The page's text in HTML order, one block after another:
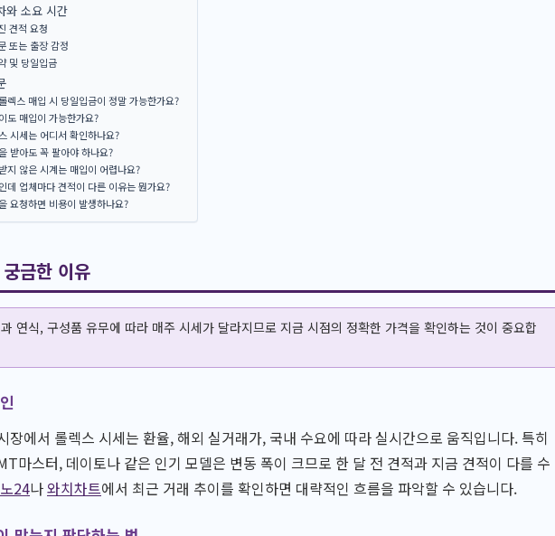
와 소요 시간
견적 요청
또는 출장 감정
및 당일입금
렉스 매입 시 당일입금이 정말 가능한가요?
도 매입이 가능한가요?
시세는 어디서 확인하나요?
받아도 꼭 팔아야 하나요?
지 않은 시계는 매입이 어렵나요?
데 업체마다 견적이 다른 이유는 뭔가요?
요청하면 비용이 발생하나요?
금한 이유
연식, 구성품 유무에 따라 매주 시세가 달라지므로 지금 시점의 정확한 가격을 확인하는 것이 중요합
장에서 롤렉스 시세는 환율, 해외 실거래가, 국내 수요에 따라 실시간으로 움직입니다. 특히
마스터, 데이토나 같은 인기 모델은 변동 폭이 크므로 한 달 전 견적과 지금 견적이 다를 수
24나와치차트에서 최근 거래 추이를 확인하면 대략적인 흐름을 파악할 수 있습니다.